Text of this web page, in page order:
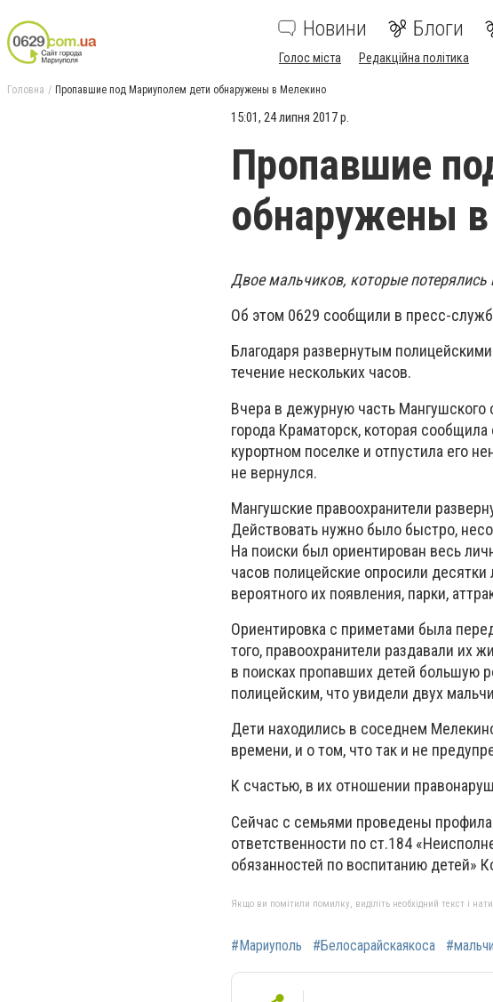
Новини Блоги
Голос міста Редакційна політика
Головна Пропавшие под Мариуполем дети обнаружены в Мелекино
15:01, 24 липня 2017 р.
Пропавшие
обнаружены
Двое мальчиков, которые
Об этом 0629 сообщили в пресс-
Благодаря развернутым
течение нескольких часов.
Вчера в дежурную часть
города Краматорск, которая
курортном поселке и отпустила его
не вернулся.
Мангушские правоохранители
Действовать нужно было быстро,
На поиски был ориентирован весь
часов полицейские опросили
вероятного их появления, парки,
Ориентировка с приметами была
того, правоохранители раздавали их
в поисках пропавших детей большую
полицейским, что увидели двух
Дети находились в соседнем
времени, и о том, что так и не
К счастью, в их отношении
Сейчас с семьями проведены
ответственности по ст.184
обязанностей по воспитанию детей»
Якщо ви помітили помилку, виділіть необхідний текст і
#Мариуполь #Белосарайскаякоса